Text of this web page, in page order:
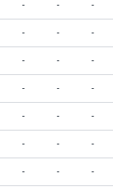
- - -
- - -
- - -
- - -
- - -
- - -
- - -